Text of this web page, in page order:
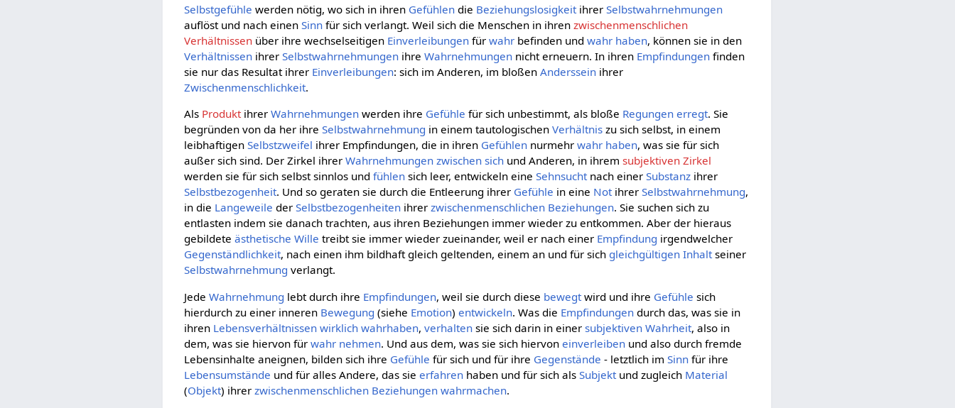
Selbstgefühle werden nötig, wo sich in ihren Gefühlen die BeziehungslosigkeitihrerSelbstwahrnehmungen
auflöst und nach einenSinn für sich verlangt. Weil sich die Menschen in ihrenzwischenmenschlichen
Verhältnissen über ihre wechselseitigen Einverleibungen fürwahr befinden undwahr haben, können sie in den
Verhältnissen ihrerSelbstwahrnehmungen ihreWahrnehmungen nicht erneuern. In ihren Empfindungen finden
sie nur das Resultat ihrer Einverleibungen: sich im Anderen, im bloßenAnderssein ihrer
Zwischenmenschlichkeit.
Als ProduktihrerWahrnehmungen werden ihre Gefühle für sich unbestimmt, als bloße Regungen erregt. Sie
begründen von da her ihreSelbstwahrnehmung in einem tautologischenVerhältnis zu sich selbst, in einem
leibhaftigenSelbstzweifel ihrer Empfindungen, die in ihren Gefühlen nurmehrwahr haben, was sie für sich
außer sich sind. Der Zirkel ihrerWahrnehmungen zwischen sich und Anderen, in ihremsubjektiven Zirkel
werden sie für sich selbst sinnlos undfühlen sich leer, entwickeln eineSehnsuchtnach einerSubstanz ihrer
Selbstbezogenheit. Und so geraten sie durch die Entleerung ihrer Gefühle in eine NotihrerSelbstwahrnehmung,
in die Langeweile derSelbstbezogenheiten ihrerzwischenmenschlichen Beziehungen. Sie suchen sich zu
entlasten indem sie danach trachten, aus ihren Beziehungen immer wieder zu entkommen. Aber der hieraus
gebildeteästhetische Wille treibt sie immer wieder zueinander, weil er nach einer Empfindung irgendwelcher
Gegenständlichkeit, nach einen ihm bildhaft gleich geltenden, einem an und für sich gleichgültigen Inhaltseiner
Selbstwahrnehmung verlangt.
JedeWahrnehmung lebt durch ihre Empfindungen, weil sie durch diese bewegt wird und ihre Gefühle sich
hierdurch zu einer inneren Bewegung (siehe Emotion)entwickeln. Was die Empfindungen durch das, was sie in
ihren Lebensverhältnissen wirklich wahrhaben,verhalten sie sich darin in einersubjektiven Wahrheit, also in
dem, was sie hiervon fürwahr nehmen. Und aus dem, was sie sich hiervoneinverleiben und also durch fremde
Lebensinhalte aneignen, bilden sich ihre Gefühle für sich und für ihre Gegenstände - letztlich imSinn für ihre
Lebensumstände und für alles Andere, das sieerfahren haben und für sich alsSubjekt und zugleich Material
(Objekt) ihrerzwischenmenschlichen Beziehungen wahrmachen.